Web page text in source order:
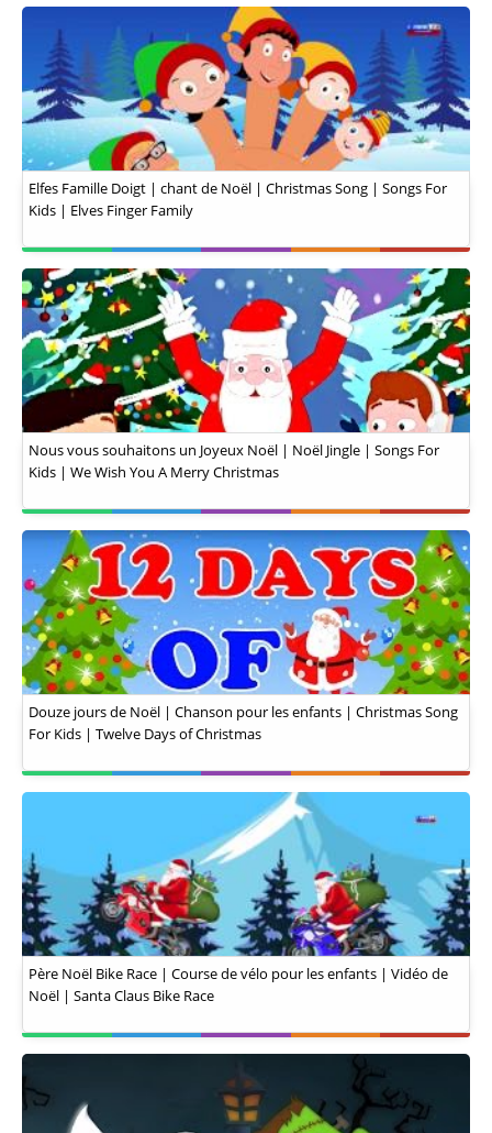
Elfes Famille Doigt | chant de Noël | Christmas Song | Songs For
Kids | Elves Finger Family
Nous vous souhaitons un Joyeux Noël | Noël Jingle | Songs For
Kids | We Wish You A Merry Christmas
Douze jours de Noël | Chanson pour les enfants | Christmas Song
For Kids | Twelve Days of Christmas
Père Noël Bike Race | Course de vélo pour les enfants | Vidéo de
Noël | Santa Claus Bike Race